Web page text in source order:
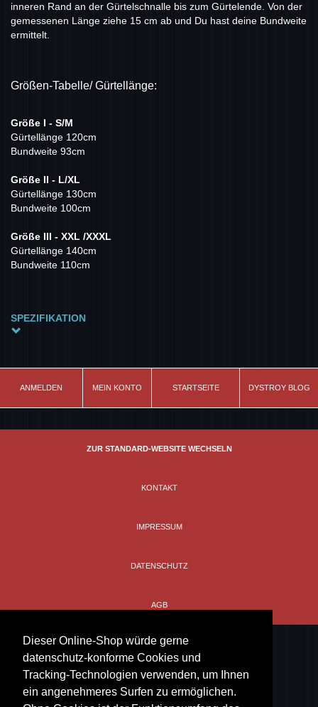
Dieser Online-Shop würde gerne
datenschutz-konforme Cookies und
Tracking-Technologien verwenden, um Ihnen
ein angenehmeres Surfen zu ermöglichen.
inneren Rand an der Gürtelschnalle bis zum Gürtelende. Von der
gemessenen Länge ziehe 15 cm ab und Du hast deine Bundweite
ermittelt.
Größen-Tabelle/ Gürtellänge:
Größe I - S/M
Gürtellänge 120cm
Bundweite 93cm
Größe II - L/XL
Gürtellänge 130cm
Bundweite 100cm
Größe III - XXL /XXXL
Gürtellänge 140cm
Bundweite 110cm
SPEZIFIKATION
Farbe
Modell
ANMELDEN MEIN KONTO STARTSEITE DYSTROY BLOG
ZUR STANDARD-WEBSITE WECHSELN
KONTAKT
IMPRESSUM
DATENSCHUTZ
AGB